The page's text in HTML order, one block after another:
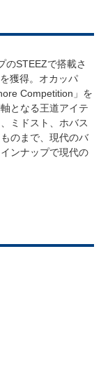
のSTEEZで搭載さ
獲得。オカッパ
Competition」を
となる王道アイテ
ミドスト、ホバス
のまで、現代のバ
ンナップで現代の